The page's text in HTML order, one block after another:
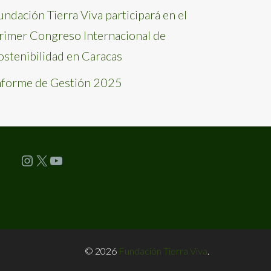
Tierra Viva participará en el
Congreso Internacional de
en Caracas
de Gestión 2025
Instagram X YouTube
© 2026 Fundación Tierra Viva.